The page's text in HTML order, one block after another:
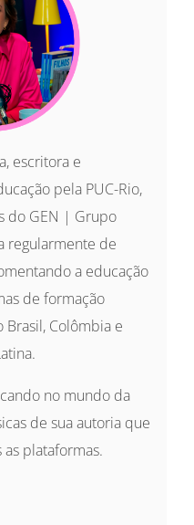
escritora e
pela PUC-Rio,
do GEN | Grupo
regularmente de
a educação
de formação
Colômbia e
no mundo da
de sua autoria que
plataformas.